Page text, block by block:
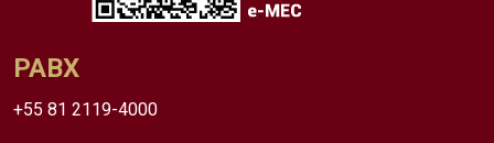
PABX
+55 81 2119-4000